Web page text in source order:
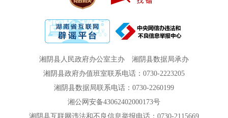
湘阴县人民政府办公室主办
湘阴县数据局承办
湘阴县政府办值班室联系电话：0730-2223205
湘阴县数据局联系电话：0730-2260199
湘公网安备43062402000173号
湘阴县互联网违法和不良信息举报电话：0730-2115669